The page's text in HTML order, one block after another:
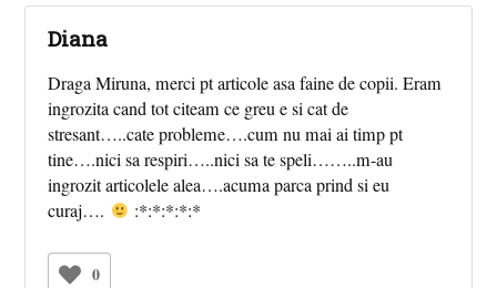
Diana
Draga Miruna, merci pt articole asa faine de copii. Eram
ingrozita cand tot citeam ce greu e si cat de
stresant…..cate probleme….cum nu mai ai timp pt
tine….nici sa respiri…..nici sa te speli……..m-au
ingrozit articolele alea….acuma parca prind si eu
curaj….
:*:*:*:*:*
0